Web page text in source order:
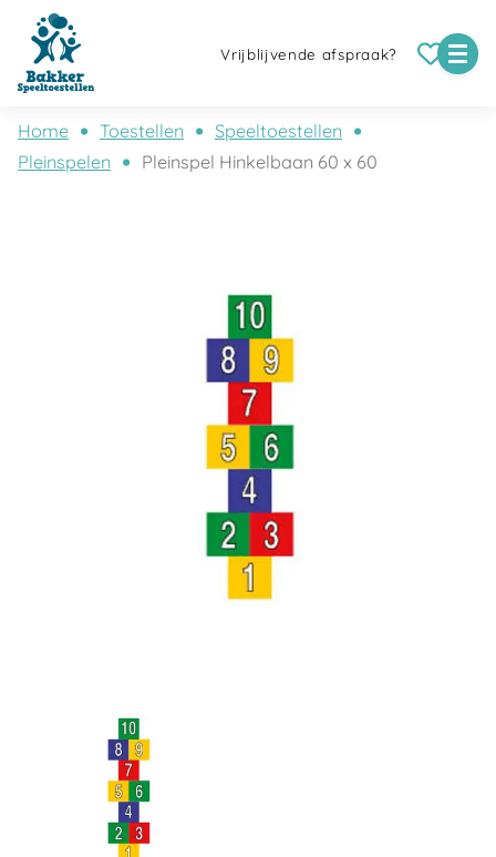
Vrijblijvende afspraak?
Home Toestellen
Speeltoestellen
Pleinspelen
Pleinspel Hinkelbaan 60 x 60